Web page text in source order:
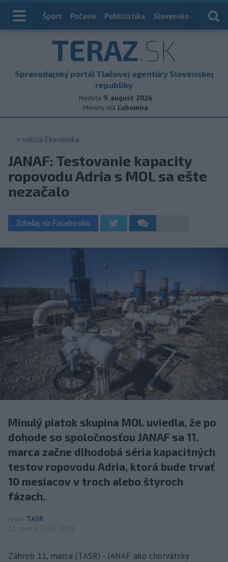
Index
Šport Počasie Publicistika Slovensko
TERAZ.SK
Spravodajský portál Tlačovej agentúry Slovenskej
republiky
Nedela 9. august 2026
Meniny má Ľubomíra
< sekcia Ekonomika
JANAF: Testovanie kapacity
ropovodu Adria s MOL sa ešte
nezačalo
Zdieľaj na Facebooku
Minulý piatok skupina MOL uviedla, že po
dohode so spoločnosťou JANAF sa 11.
marca začne dlhodobá séria kapacitných
testov ropovodu Adria, ktorá bude trvať
10 mesiacov v troch alebo štyroch
fázach.
Autor TASR
11. marca 2026 20:02
Záhreb 11, marca (TASR) - JANAF ako chorvátsky